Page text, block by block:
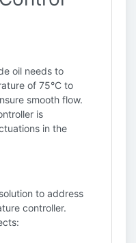
oil needs to
of 75°C to
smooth flow.
is
in the
to address
controller.